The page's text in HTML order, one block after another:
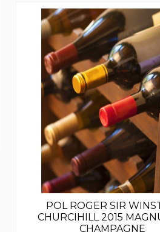
POL ROGER SIR
CHURCIHILL 2015
CHAMPAGNE